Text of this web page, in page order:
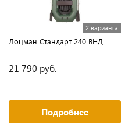
2 варианта
Лоцман Стандарт 240 ВНД
21 790 руб.
Подробнее